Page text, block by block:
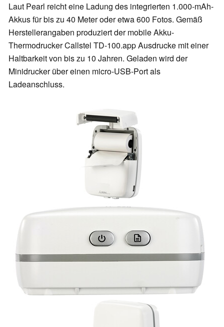
Laut Pearl reicht eine Ladung des integrierten 1.000-mAh-
Akkus für bis zu 40 Meter oder etwa 600 Fotos. Gemäß
Herstellerangaben produziert der mobile Akku-
Thermodrucker Callstel TD-100.app Ausdrucke mit einer
Haltbarkeit von bis zu 10 Jahren. Geladen wird der
Minidrucker über einen micro-USB-Port als
Ladeanschluss.